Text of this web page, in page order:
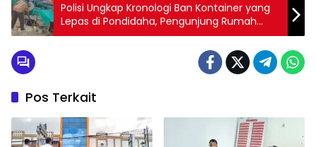
Polisi Ungkap Kronologi Ban Kontainer yang
Lepas di Pondidaha, Pengunjung Rumah
Makan Alami Luka
Pos Terkait